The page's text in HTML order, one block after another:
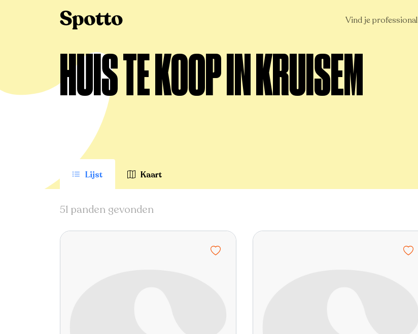
Vind je professional
HUIS TE KOOP IN KRUISEM
Lijst Kaart
51 panden gevonden